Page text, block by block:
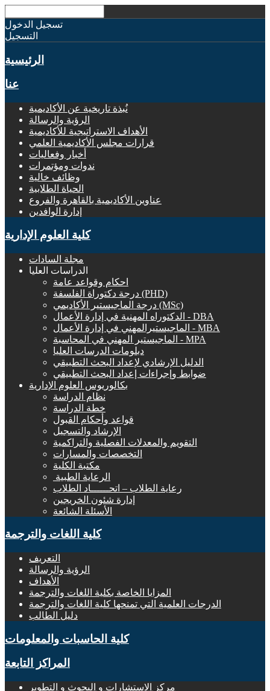
تسجيل الدخول
التسجيل
الرئيسية
عنا
نُبذة تاريخية عن الأكاديمية
الرؤية والرسالة
الأهداف الاستراتيجية للأكاديمية
قرارات مجلس الأكاديمية العلمي
أخبار وفعاليات
ندوات ومؤتمرات
وظائف خالية
الحياة الطلابية
عناوين الأكاديمية بالقاهرة والفروع
إدارة الوافدين
كلية العلوم الإدارية
مجلة السادات
الدراسات العليا
احكام وقواعد عامة
درجة دكتوراة الفلسفة (PHD)
درجة الماجيستير الأكاديمي (MSc)
الدكتوراه المهنية في إدارة الأعمال - DBA
الماجيستيرالمهني في إدارة الأعمال - MBA
الماجيستير المهني في المحاسبة - MPA
دبلومات الدرسات العليا
الدليل الإرشادي لإعداد البحث التطبيقي
ضوابط وإجراءات إعداد البحث التطبيقي
بكالوريوس العلوم الإدارية
نظام الدراسة
خطة الدراسة
قواعد وأحكام القبول
الإرشاد والتسجيل
التقويم والمعدلات الفصلية والتراكمية
التخصصات والمسارات
مكتبة الكلية
الرعاية الطبية ‏
رعاية الطلاب – اتحــــــاد الطلاب
إدارة شئون الخريجين
الأسئلة الشائعة
كلية اللغات والترجمة
التعريف
الرؤية والرسالة
الأهداف
المزايا الخاصة بكلية اللغات والترجمة
الدرجات العلمية التي تمنحها كلية اللغات والترجمة
دليل الطالب
كلية الحاسبات والمعلومات
المراكز التابعة
مركز الاستشارات و البحوث و التطوير